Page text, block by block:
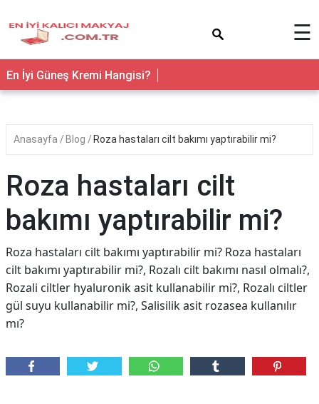
☰
En İyi Güneş Kremi Hangisi?
Anasayfa Blog Roza hastaları cilt bakımı yaptırabilir mi?
Roza hastaları cilt
bakımı yaptırabilir mi?
Roza hastaları cilt bakımı yaptırabilir mi? Roza hastaları
cilt bakımı yaptırabilir mi?, Rozalı cilt bakımı nasıl olmalı?,
Rozali ciltler hyaluronik asit kullanabilir mi?, Rozalı ciltler
gül suyu kullanabilir mi?, Salisilik asit rozasea kullanılır
mı?